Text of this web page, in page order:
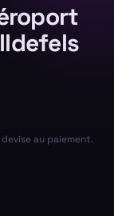
au paiement.